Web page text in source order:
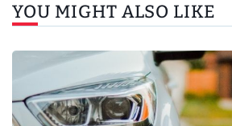
YOU MIGHT ALSO LIKE